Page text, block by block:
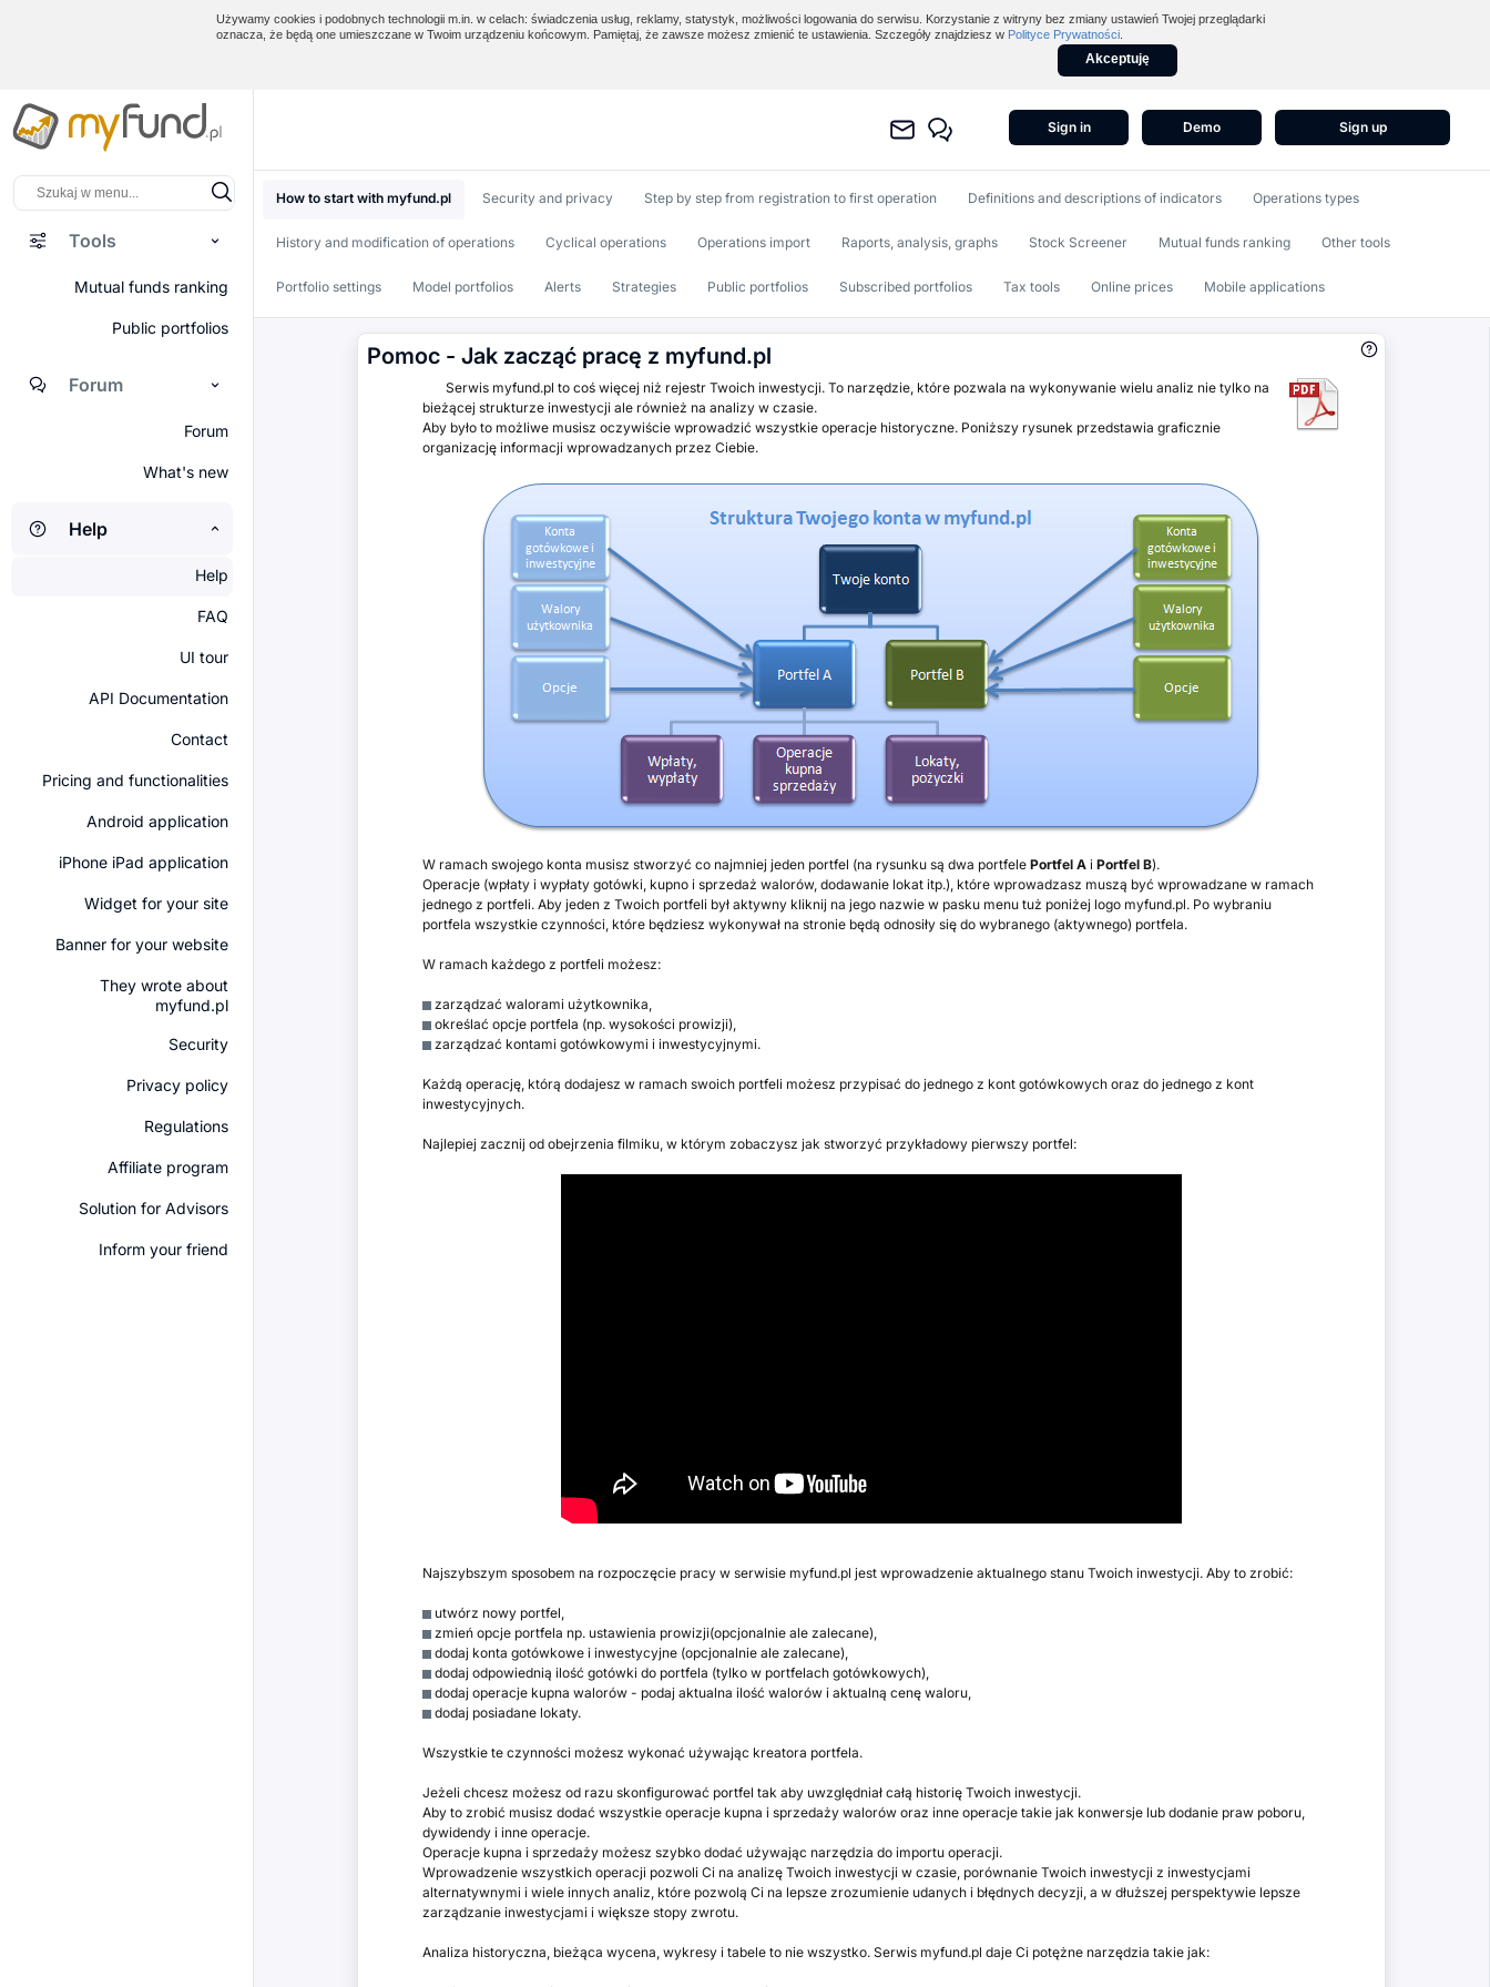
Używamy cookies i podobnych technologii m.in. w celach: świadczenia usług, reklamy, statystyk, możliwości logowania do serwisu. Korzystanie z witryny bez zmiany ustawień Twojej przeglądarki
oznacza, że będą one umieszczane w Twoim urządzeniu końcowym. Pamiętaj, że zawsze możesz zmienić te ustawienia. Szczegóły znajdziesz w Polityce Prywatności
Akceptuję
Tools
Mutual funds ranking
Public portfolios
Forum
Forum
What's new
Help
Help
FAQ
UI tour
API Documentation
Contact
Pricing and functionalities
Android application
iPhone iPad application
Widget for your site
Banner for your website
They wrote about
myfund.pl
Security
Privacy policy
Regulations
Affiliate program
Solution for Advisors
Inform your friend
Sign in Demo Sign up
How to start with myfund.pl Security and privacy Step by step from registration to first operation Definitions and descriptions of indicators Operations types
History and modification of operations Cyclical operations Operations import Raports, analysis, graphs Stock Screener Mutual funds ranking Other tools
Portfolio settings Model portfolios Alerts Strategies Public portfolios Subscribed portfolios Tax tools Online prices Mobile applications
Pomoc - Jak zacząć pracę z myfund.pl
Serwis myfund.pl to coś więcej niż rejestr Twoich inwestycji. To narzędzie, które pozwala na wykonywanie wielu analiz nie tylko na
bieżącej strukturze inwestycji ale również na analizy w czasie.
Aby było to możliwe musisz oczywiście wprowadzić wszystkie operacje historyczne. Poniższy rysunek przedstawia graficznie
organizację informacji wprowadzanych przez Ciebie.
W ramach swojego konta musisz stworzyć co najmniej jeden portfel (na rysunku są dwa portfele Portfel A i Portfel B).
Operacje (wpłaty i wypłaty gotówki, kupno i sprzedaż walorów, dodawanie lokat itp.), które wprowadzasz muszą być wprowadzane w ramach
jednego z portfeli. Aby jeden z Twoich portfeli był aktywny kliknij na jego nazwie w pasku menu tuż poniżej logo myfund.pl. Po wybraniu
portfela wszystkie czynności, które będziesz wykonywał na stronie będą odnosiły się do wybranego (aktywnego) portfela.
W ramach każdego z portfeli możesz:
zarządzać walorami użytkownika,
określać opcje portfela (np. wysokości prowizji),
zarządzać kontami gotówkowymi i inwestycyjnymi.
Każdą operację, którą dodajesz w ramach swoich portfeli możesz przypisać do jednego z kont gotówkowych oraz do jednego z kont
inwestycyjnych.
Najlepiej zacznij od obejrzenia filmiku, w którym zobaczysz jak stworzyć przykładowy pierwszy portfel:
Najszybszym sposobem na rozpoczęcie pracy w serwisie myfund.pl jest wprowadzenie aktualnego stanu Twoich inwestycji. Aby to zrobić:
utwórz nowy portfel,
zmień opcje portfela np. ustawienia prowizji(opcjonalnie ale zalecane),
dodaj konta gotówkowe i inwestycyjne (opcjonalnie ale zalecane),
dodaj odpowiednią ilość gotówki do portfela (tylko w portfelach gotówkowych),
dodaj operacje kupna walorów - podaj aktualna ilość walorów i aktualną cenę waloru,
dodaj posiadane lokaty.
Wszystkie te czynności możesz wykonać używając kreatora portfela.
Jeżeli chcesz możesz od razu skonfigurować portfel tak aby uwzględniał całą historię Twoich inwestycji.
Aby to zrobić musisz dodać wszystkie operacje kupna i sprzedaży walorów oraz inne operacje takie jak konwersje lub dodanie praw poboru,
dywidendy i inne operacje.
Operacje kupna i sprzedaży możesz szybko dodać używając narzędzia do importu operacji.
Wprowadzenie wszystkich operacji pozwoli Ci na analizę Twoich inwestycji w czasie, porównanie Twoich inwestycji z inwestycjami
alternatywnymi i wiele innych analiz, które pozwolą Ci na lepsze zrozumienie udanych i błędnych decyzji, a w dłuższej perspektywie lepsze
zarządzanie inwestycjami i większe stopy zwrotu.
Analiza historyczna, bieżąca wycena, wykresy i tabele to nie wszystko. Serwis myfund.pl daje Ci potężne narzędzia takie jak: